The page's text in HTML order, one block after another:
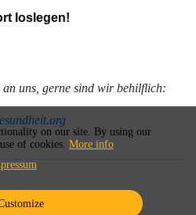
loslegen!
uns, gerne sind wir behilflich:
on our site. By using our
of cookies. More info